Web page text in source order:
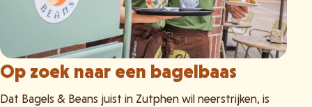
Op zoek naar een bagelbaas
Dat Bagels & Beans juist in Zutphen wil neerstrijken, is